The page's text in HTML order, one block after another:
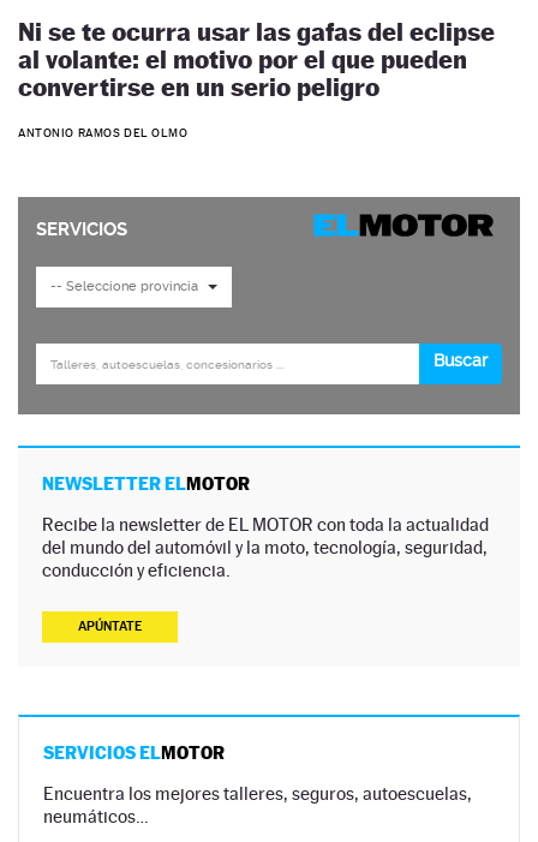
Ni se te ocurra usar las gafas del eclipse
al volante: el motivo por el que pueden
convertirse en un serio peligro
ANTONIO RAMOS DEL OLMO
NEWSLETTER ELMOTOR
Recibe la newsletter de EL MOTOR con toda la actualidad
del mundo del automóvil y la moto, tecnología, seguridad,
conducción y eficiencia.
APÚNTATE
SERVICIOS ELMOTOR
Encuentra los mejores talleres, seguros, autoescuelas,
neumáticos…